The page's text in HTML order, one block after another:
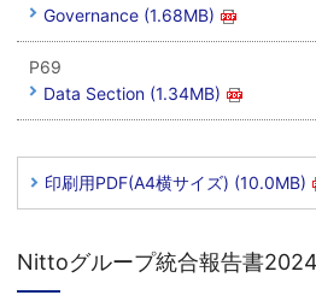
Governance (1.68MB)
P69
Data Section (1.34MB)
印刷用PDF(A4横サイズ) (10.0MB)
Nittoグループ統合報告書2024